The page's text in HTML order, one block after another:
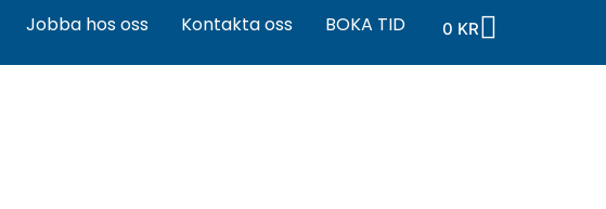
Jobba hos oss Kontakta oss BOKA TID 0 KR